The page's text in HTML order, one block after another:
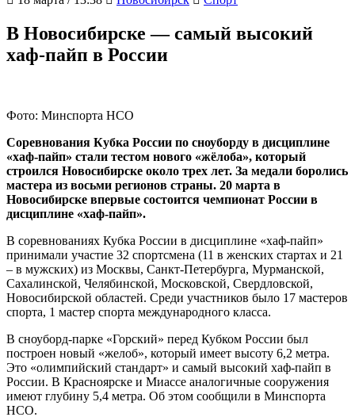
В Новосибирске — самый высокий
хаф-пайп в России
Фото: Минспорта НСО
Соревнования Кубка России по сноуборду в дисциплине
«хаф-пайп» стали тестом нового «жёлоба», который
строился Новосибирске около трех лет. За медали боролись
мастера из восьми регионов страны. 20 марта в
Новосибирске впервые состоится чемпионат России в
дисциплине «хаф-пайп».
В соревнованиях Кубка России в дисциплине «хаф-пайп»
принимали участие 32 спортсмена (11 в женских стартах и 21
– в мужских) из Москвы, Санкт-Петербурга, Мурманской,
Сахалинской, Челябинской, Московской, Свердловской,
Новосибирской областей. Среди участников было 17 мастеров
спорта, 1 мастер спорта международного класса.
В сноуборд-парке «Горский» перед Кубком России был
построен новый «желоб», который имеет высоту 6,2 метра.
Это «олимпийский стандарт» и самый высокий хаф-пайп в
России. В Красноярске и Миассе аналогичные сооружения
имеют глубину 5,4 метра. Об этом сообщили в Минспорта
НСО.